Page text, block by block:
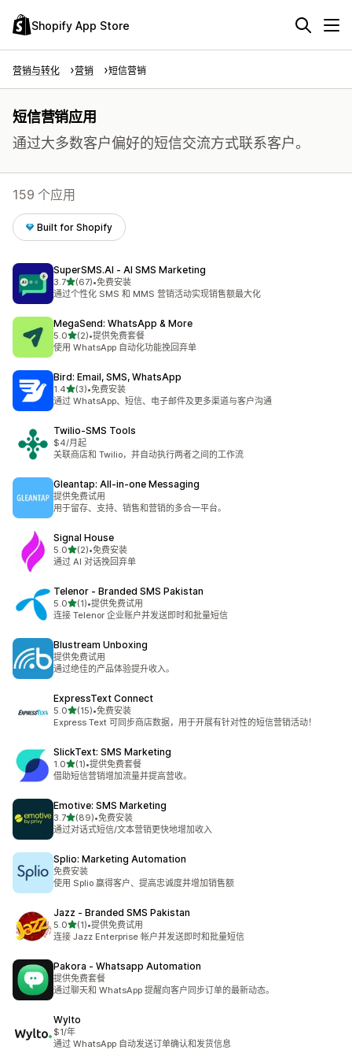
Shopify App Store
营销与转化 营销 短信营销
短信营销应用
通过大多数客户偏好的短信交流方式联系客户。
159 个应用
Built for Shopify
SuperSMS.AI ‑ AI SMS Marketing
3.7星（满分 5 星）
(67)
总共 67 条评论
•免费安装
通过个性化 SMS 和 MMS 营销活动实现销售额最大化
MegaSend: WhatsApp & More
5.0星（满分 5 星）
(2)
总共 2 条评论
•提供免费套餐
使用 WhatsApp 自动化功能挽回弃单
Bird: Email, SMS, WhatsApp
1.4星（满分 5 星）
(3)
总共 3 条评论
•免费安装
通过 WhatsApp、短信、电子邮件及更多渠道与客户沟通
Twilio‑SMS Tools
$4/月起
关联商店和 Twilio，并自动执行两者之间的工作流
Gleantap: All‑in‑one Messaging
提供免费试用
用于留存、支持、销售和营销的多合一平台。
Signal House
5.0星（满分 5 星）
(2)
总共 2 条评论
•免费安装
通过 AI 对话挽回弃单
Telenor ‑ Branded SMS Pakistan
5.0星（满分 5 星）
(1)
总共 1 条评论
•提供免费试用
连接 Telenor 企业账户并发送即时和批量短信
Blustream Unboxing
提供免费试用
通过绝佳的产品体验提升收入。
ExpressText Connect
5.0星（满分 5 星）
(15)
总共 15 条评论
•免费安装
Express Text 可同步商店数据，用于开展有针对性的短信营销活动！
SlickText: SMS Marketing
1.0星（满分 5 星）
(1)
总共 1 条评论
•提供免费套餐
借助短信营销增加流量并提高营收。
Emotive: SMS Marketing
3.7星（满分 5 星）
(89)
总共 89 条评论
•免费安装
通过对话式短信/文本营销更快地增加收入
Splio: Marketing Automation
免费安装
使用 Splio 赢得客户、提高忠诚度并增加销售额
Jazz ‑ Branded SMS Pakistan
5.0星（满分 5 星）
(1)
总共 1 条评论
•提供免费试用
连接 Jazz Enterprise 帐户并发送即时和批量短信
Pakora ‑ Whatsapp Automation
提供免费套餐
通过聊天和 WhatsApp 提醒向客户同步订单的最新动态。
Wylto
$1/年
通过 WhatsApp 自动发送订单确认和发货信息